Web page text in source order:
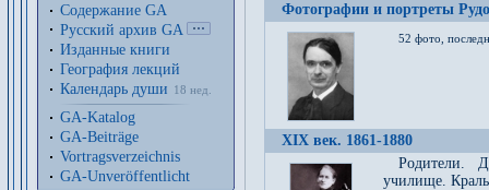
Содержание GA
Русский архив GA
Изданные книги
География лекций
Календарь души
18 нед.
GA-Katalog
GA-Beiträge
Vortragsverzeichnis
GA-Unveröffentlicht
Фотографии и портреты
52 фото,
XIX век. 1861-1880
Родители.
училище.